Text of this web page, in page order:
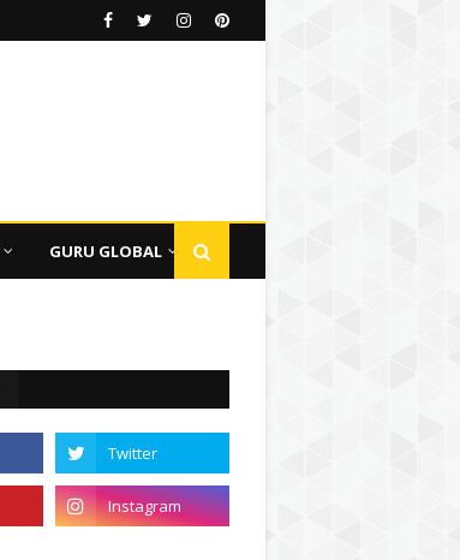
GURU GLOBAL